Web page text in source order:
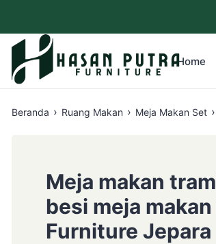
Home
Beranda › Ruang Makan › Meja Makan Set ›
Meja makan
besi meja
Furniture Jepara